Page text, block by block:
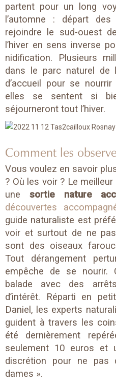
partent pour un long
l’automne : départ
rejoindre le sud-ouest
l’hiver en sens inverse
nidification. Plusieurs
dans le parc naturel de
d’accueil pour se
elles se sentent si
séjourneront tout l’hiver.
Comment les
Vous voulez en savoir
? Où les voir ? Le
une sortie nature
découvertes
guide naturaliste est
voir et surtout de ne
sont des oiseaux
Tout dérangement
empêche de se nourir.
balade avec des
d’intérêt. Réparti en
Daniel, les experts
guident à travers les
été dernièrement
seulement 10 euros et
discrétion pour ne pas
dames ».